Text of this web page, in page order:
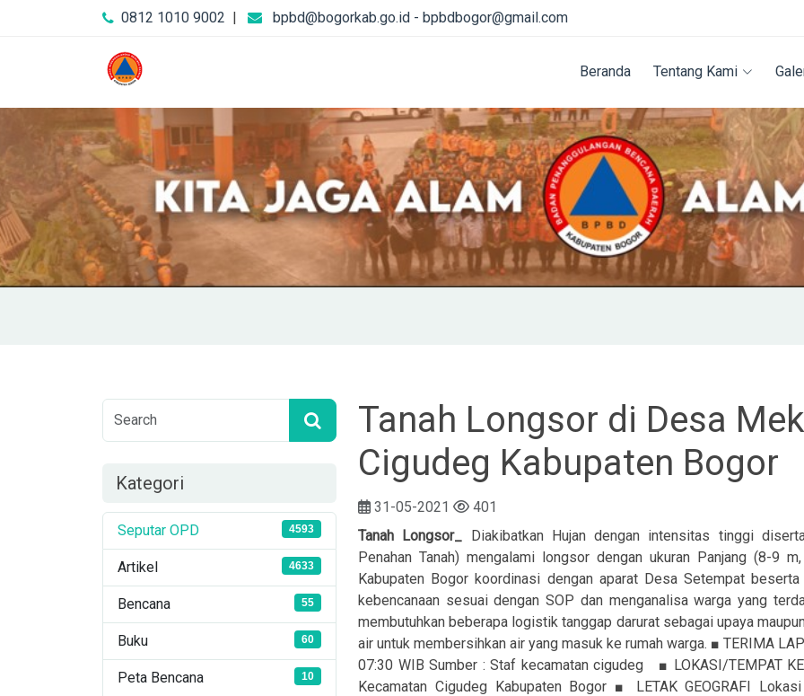
0812 1010 9002 | bpbd@bogorkab.go.id - bpbdbogor@gmail.com
Beranda Tentang Kami
Kategori
Seputar OPD 4593
Artikel 4633
Bencana 55
Buku 60
Peta Bencana 10
Tanah Longsor di Desa
Cigudeg Kabupaten Bogor
31-05-2021
401
Tanah Longsor_
Diakibatkan Hujan dengan intensitas tinggi
Penahan Tanah) mengalami longsor dengan ukuran Panjang (8-9
Kabupaten Bogor koordinasi dengan aparat Desa Setempat
kebencanaan sesuai dengan SOP dan menganalisa warga yang
membutuhkan beberapa logistik tanggap darurat sebagai upaya
air untuk membersihkan air yang masuk ke rumah warga. ■ TERIMA
07:30 WIB Sumber : Staf kecamatan cigudeg ■ LOKASI/TEMPAT
Kecamatan Cigudeg Kabupaten Bogor ■ LETAK GEOGRAFI